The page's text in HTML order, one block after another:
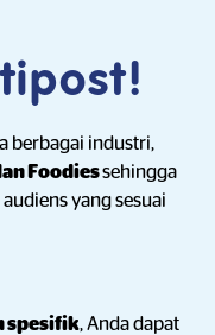
berbagai industri,
Foodiessehingga
yang sesuai
spesifik, Anda dapat